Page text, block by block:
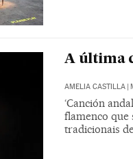
A última
AMELIA CASTILLA |
‘Canción
flamenco que
tradicionais